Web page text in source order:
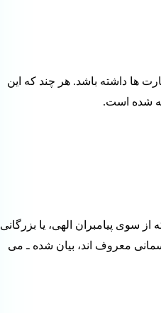
ها داشته باشد. هر چند که این
شده است.
سوی پیامبران الهی، یا بزرگانی
معروف اند، بیان شده ـ می